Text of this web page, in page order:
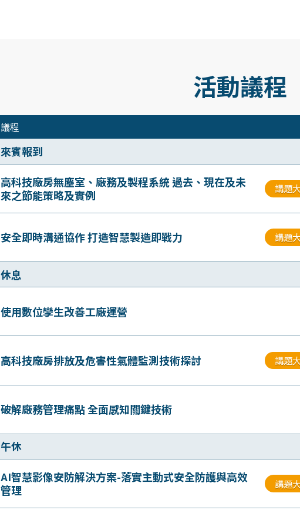
活動議程
議程
來賓報到
高科技廠房無塵室、廠務及製程系統 過去、現在及未
來之節能策略及實例
講題
安全即時溝通協作 打造智慧製造即戰力 講題
休息
使用數位孿生改善工廠運營
高科技廠房排放及危害性氣體監測技術探討 講題
破解廠務管理痛點 全面感知關鍵技術
午休
AI智慧影像安防解決方案-落實主動式安全防護與高效
管理
講題